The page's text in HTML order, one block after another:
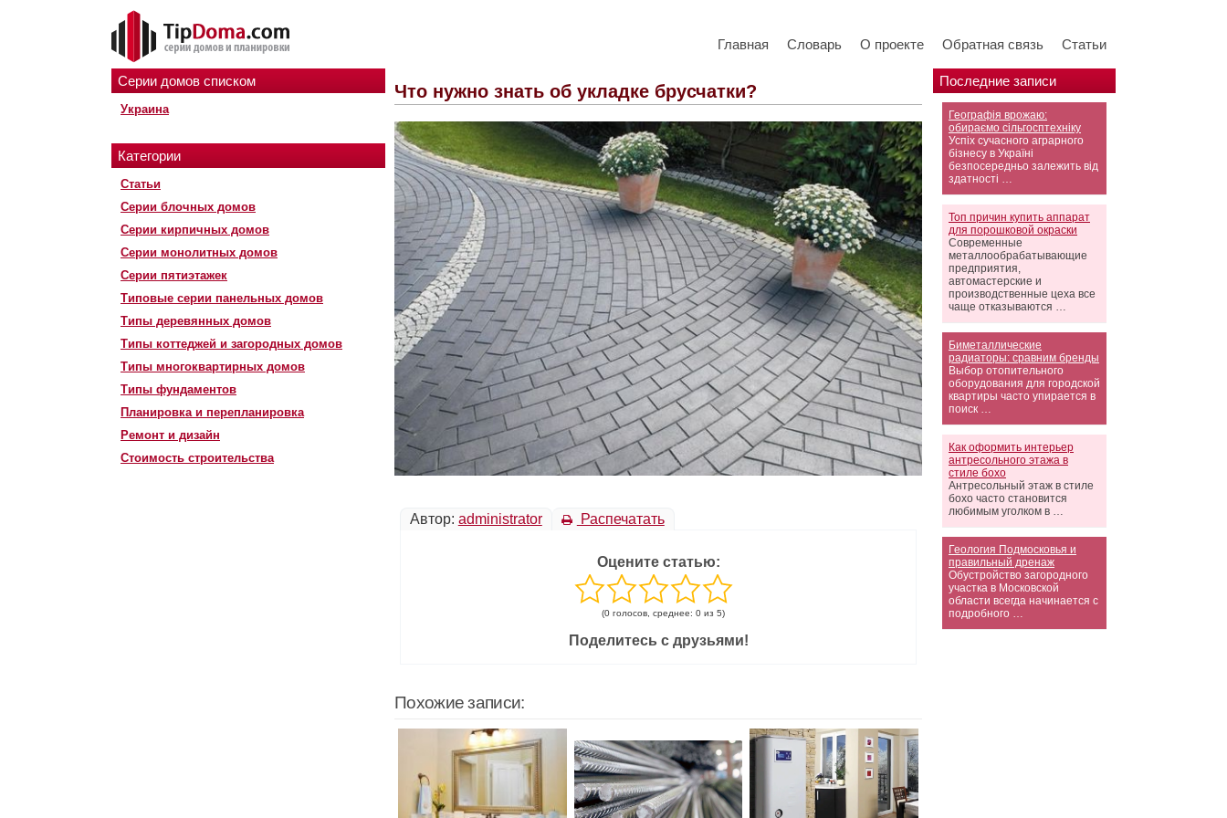
Главная Словарь О проекте Обратная связь Статьи
Серии домов списком
Украина
Категории
Статьи
Серии блочных домов
Серии кирпичных домов
Серии монолитных домов
Серии пятиэтажек
Типовые серии панельных домов
Типы деревянных домов
Типы коттеджей и загородных домов
Типы многоквартирных домов
Типы фундаментов
Планировка и перепланировка
Ремонт и дизайн
Стоимость строительства
Последние записи
Географія врожаю:
обираємо сільгосптехніку
Успіх сучасного аграрного
бізнесу в Україні
безпосередньо залежить від
здатності …
Топ причин купить аппарат
для порошковой окраски
Современные
металлообрабатывающие
предприятия,
автомастерские и
производственные цеха все
чаще отказываются …
Биметаллические
радиаторы: сравним бренды
Выбор отопительного
оборудования для городской
квартиры часто упирается в
поиск …
Как оформить интерьер
антресольного этажа в
стиле бохо
Антресольный этаж в стиле
бохо часто становится
любимым уголком в …
Геология Подмосковья и
правильный дренаж
Обустройство загородного
участка в Московской
области всегда начинается с
подробного …
Что нужно знать об укладке брусчатки?
Автор: administrator Распечатать
Оцените статью:
(0 голосов, среднее: 0 из 5)
Поделитесь с друзьями!
Похожие записи: